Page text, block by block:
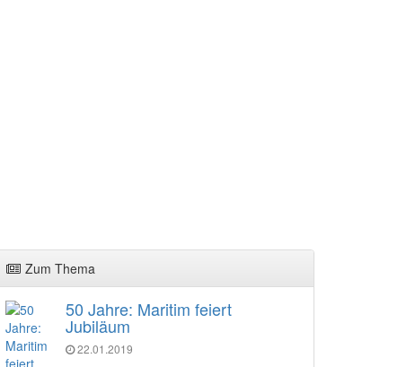
Zum Thema
50 Jahre: Maritim feiert
Jubiläum
22.01.2019